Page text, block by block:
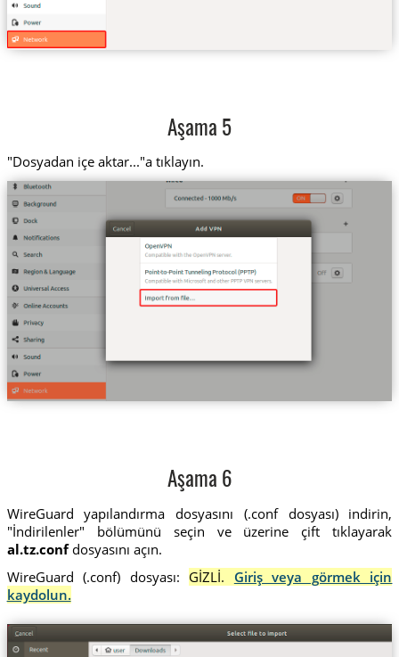
Aşama 5
"Dosyadan içe aktar..."a tıklayın.
Aşama 6
WireGuard yapılandırma dosyasını (.conf dosyası) indirin,
"İndirilenler" bölümünü seçin ve üzerine çift tıklayarak
al.tz.confdosyasını açın.
WireGuard (.conf) dosyası: GİZLİ. Giriş veya görmek için
kaydolun.